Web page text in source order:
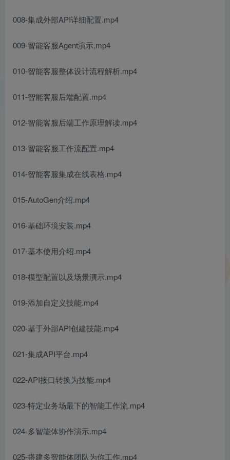
008-集成外部API详细配置.mp4
009-智能客服Agent演示,mp4
010-智能客服整体设计流程解析.mp4
011-智能客服后端配置.mp4
012-智能客服后端工作原理解读.mp4
013-智能客服工作流配置.mp4
014-智能客服集成在线表格.mp4
015-AutoGen介绍.mp4
016-基础环境安装.mp4
017-基本使用介绍.mp4
018-模型配置以及场景演示.mp4
019-添加自定义技能.mp4
020-基于外部API创建技能.mp4
021-集成API平台.mp4
022-API接口转换为技能.mp4
023-特定业务场最下的智能工作流.mp4
024-多智能体协作演示.mp4
025-搭建多智能体团队为你工作.mp4